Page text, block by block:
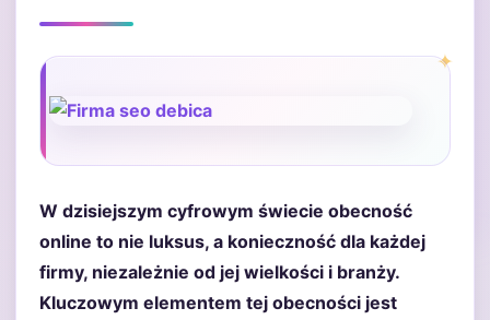
W dzisiejszym cyfrowym świecie obecność
online to nie luksus, a konieczność dla każdej
firmy, niezależnie od jej wielkości i branży.
Kluczowym elementem tej obecności jest